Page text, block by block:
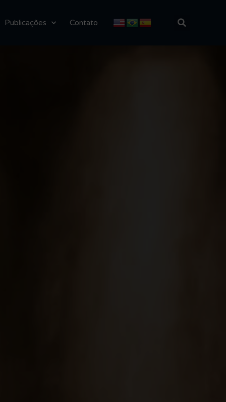
Publicações Contato